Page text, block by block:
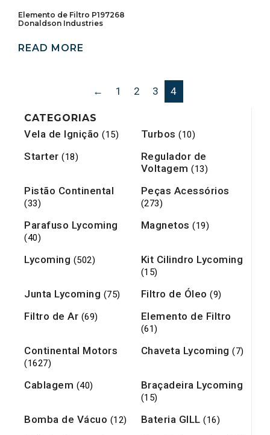
CATEGORIAS
Vela de Ignição (15) Turbos (10)
Starter (18)
Regulador de
Voltagem (13)
Pistão Continental
(33)
Peças Acessórios
(273)
Parafuso Lycoming
(40)
Magnetos (19)
Lycoming (502) Kit Cilindro Lycoming
(15)
Junta Lycoming (75) Filtro de Óleo (9)
Filtro de Ar (69) Elemento de Filtro
(61)
Continental Motors
(1627)
Chaveta Lycoming (7)
Cablagem (40) Braçadeira Lycoming
(15)
Bomba de Vácuo (12) Bateria GILL (16)
Elemento de Filtro P197268
Donaldson Industries
READ MORE
← 1 2 3 4